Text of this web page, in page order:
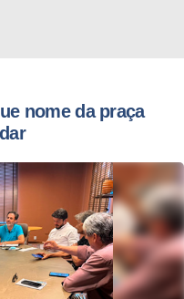
nome da praça